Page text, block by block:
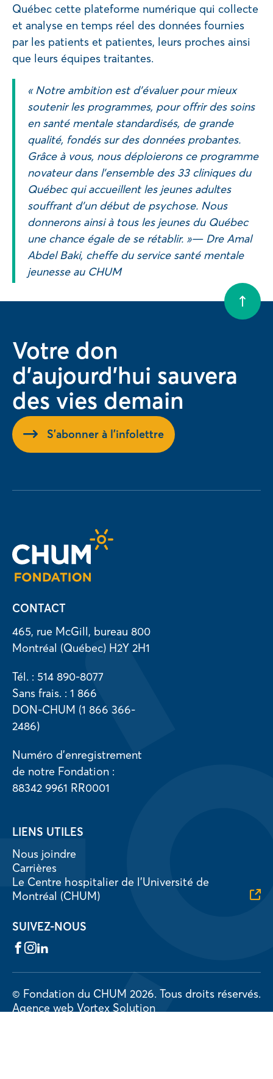
Québec cette plateforme numérique qui collecte
et analyse en temps réel des données fournies
par les patients et patientes, leurs proches ainsi
que leurs équipes traitantes.
« Notre ambition est d’évaluer pour mieux
soutenir les programmes, pour offrir des soins
en santé mentale standardisés, de grande
qualité, fondés sur des données probantes.
Grâce à vous, nous déploierons ce programme
novateur dans l’ensemble des 33 cliniques du
Québec qui accueillent les jeunes adultes
souffrant d’un début de psychose. Nous
donnerons ainsi à tous les jeunes du Québec
une chance égale de se rétablir. »— Dre Amal
Abdel Baki, cheffe du service santé mentale
jeunesse au CHUM
Votre don
d'aujourd'hui sauvera
des vies demain
S'abonner à l'infolettre
CONTACT
465, rue McGill, bureau 800
Montréal (Québec) H2Y 2H1
Tél. : 514 890-8077
Sans frais. : 1 866
DON-CHUM (1 866 366-
2486)
Numéro d’enregistrement
de notre Fondation :
88342 9961 RR0001
LIENS UTILES
Nous joindre
Carrières
Le Centre hospitalier de l’Université de
Montréal (CHUM)
SUIVEZ-NOUS
Facebook
Instagram
LinkedIn
© Fondation du CHUM 2026. Tous droits réservés.
Agence web Vortex Solution